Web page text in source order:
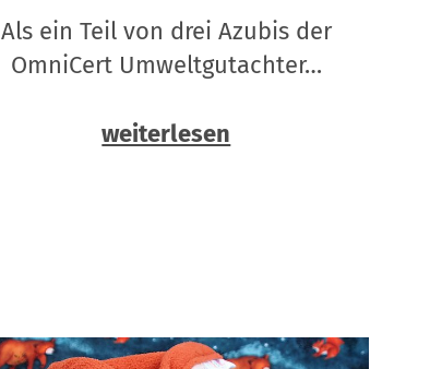
Als ein Teil von drei Azubis der
OmniCert Umweltgutachter…
weiterlesen